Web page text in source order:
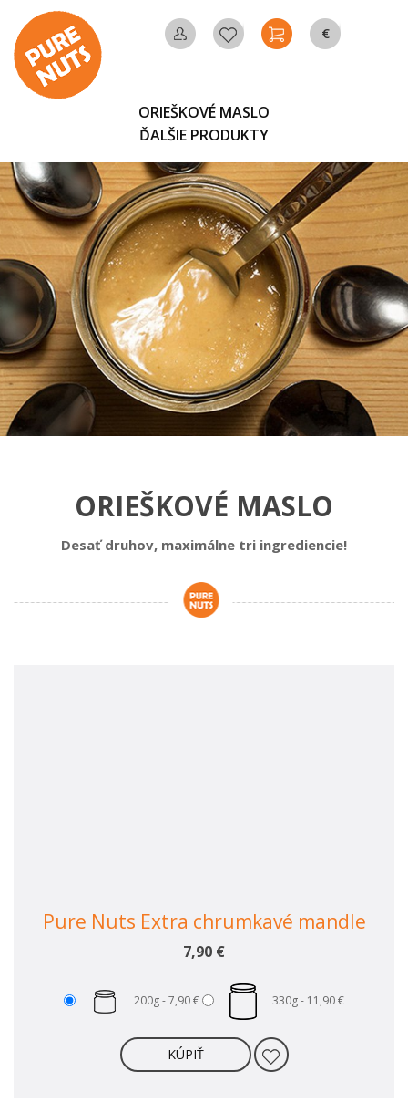
€
ORIEŠKOVÉ MASLO
ĎALŠIE PRODUKTY
ORIEŠKOVÉ MASLO
Desať druhov, maximálne tri ingrediencie!
Pure Nuts Extra chrumkavé mandle
7,90 €
200g -7,90 € 330g - 11,90 €
KÚPIŤ